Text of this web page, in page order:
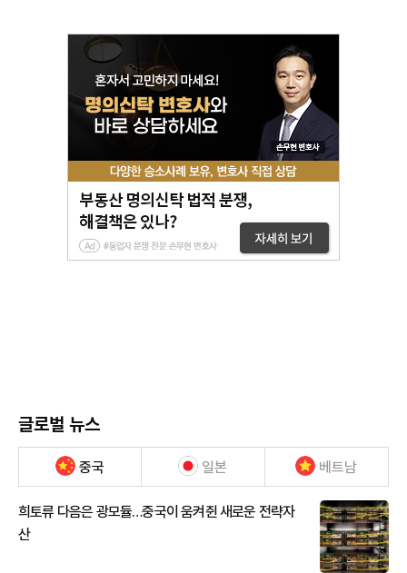
글로벌 뉴스
중국 일본 베트남
희토류 다음은 광모듈…중국이 움켜쥔 새로운 전략자
산